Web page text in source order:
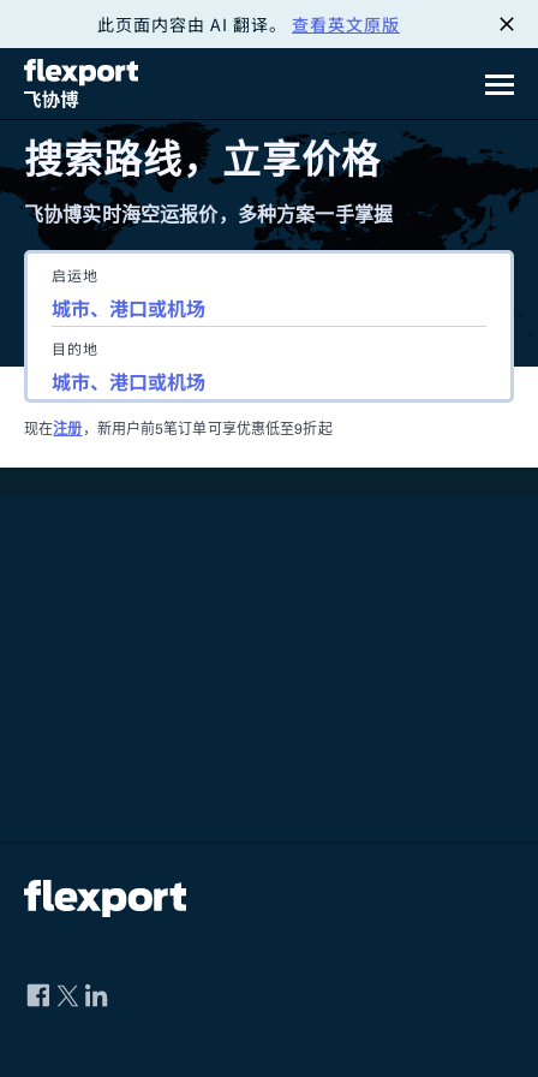
此页面内容由 AI 翻译。 查看英文原版
搜索路线，立享价格
飞协博实时海空运报价，多种方案一手掌握
启运地
目的地
现在注册 ，新用户前5笔订单可享优惠低至9折起